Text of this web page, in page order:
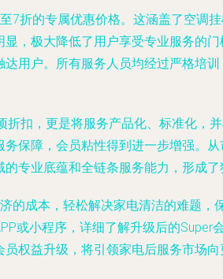
折的专属优惠价格。这涵盖了空调
，极大降低了用户享受专业服务的
用户。所有服务人员均经过严格培
扣，更是将服务产品化、标准化，
保障，会员粘性得到进一步增强。
专业底蕴和全链条服务能力，形成了
成本，轻松解决家电清洁的难题，
或小程序，详细了解升级后的Super
权益升级，将引领家电后服务市场